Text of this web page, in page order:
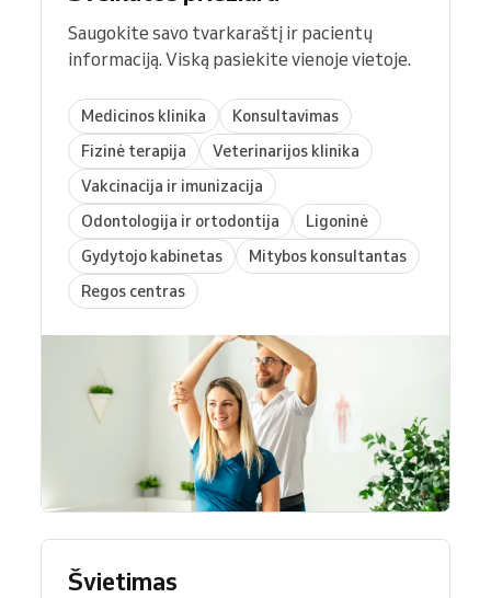
Saugokite savo tvarkaraštį ir pacientų
informaciją. Viską pasiekite vienoje vietoje.
Medicinos klinika
Konsultavimas
Fizinė terapija
Veterinarijos klinika
Vakcinacija ir imunizacija
Odontologija ir ortodontija
Ligoninė
Gydytojo kabinetas
Mitybos konsultantas
Regos centras
Švietimas